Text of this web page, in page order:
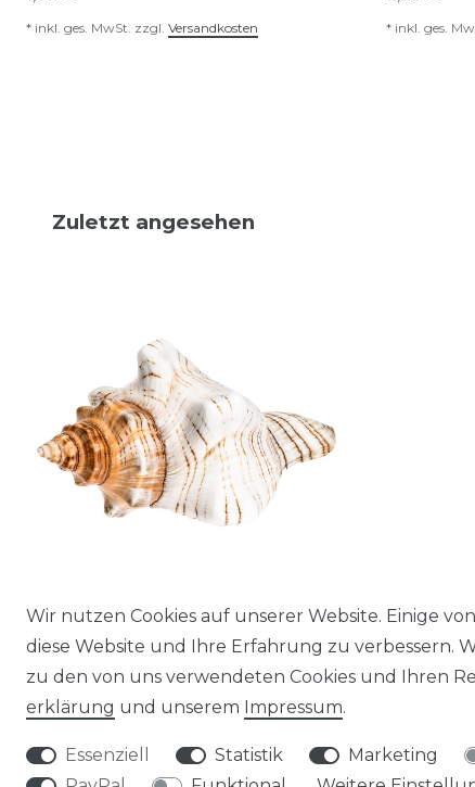
* inkl. ges. MwSt. zzgl. Versandkosten * inkl. ges.
Zuletzt angesehen
Fasciolaria trapezium, Größe ca. 12-15cm
| Trapez-Schnecke
10,50 € *
Wir nutzen Cookies auf unserer Website. Einige
diese Website und Ihre Erfahrung zu verbessern.
zu den von uns verwendeten Cookies und Ihren
erklärung und unserem Impressum.
Essenziell Statistik Marketing